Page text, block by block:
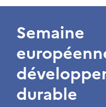
Semaine
durable